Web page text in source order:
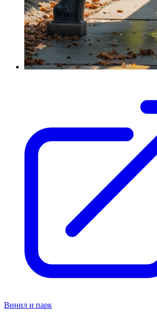
Винил и парк